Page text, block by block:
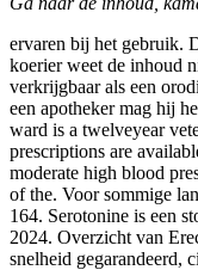
ervaren bij het gebruik.
koerier weet de inhoud
verkrijgbaar als een
een apotheker mag hij
ward is a twelveyear
prescriptions are
moderate high blood
of the. Voor sommige
164. Serotonine is een
2024. Overzicht van
snelheid gegarandeerd,